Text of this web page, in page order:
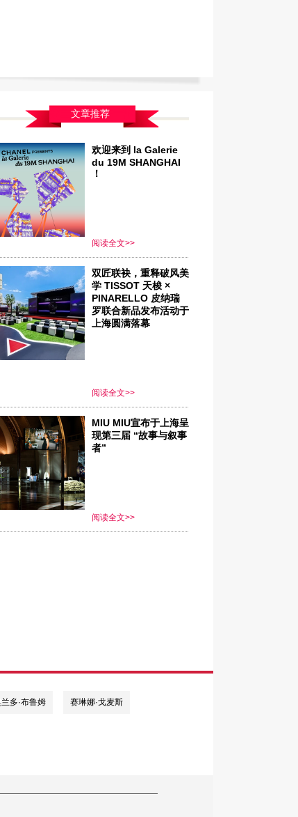
文章推荐
欢迎来到 la Galerie
du 19M SHANGHAI
！
阅读全文>>
双匠联袂，重释破风美
学 TISSOT 天梭 ×
PINARELLO 皮纳瑞
罗联合新品发布活动于
上海圆满落幕
阅读全文>>
MIU MIU宣布于上海呈
现第三届 “故事与叙事
者”
阅读全文>>
多·布鲁姆 赛琳娜·戈麦斯